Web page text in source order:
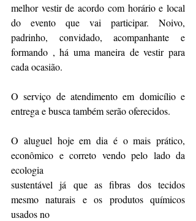
melhor vestir de acordo com horário e local
do evento que vai participar. Noivo,
padrinho, convidado, acompanhante e
formando , há uma maneira de vestir para
cada ocasião.
O serviço de atendimento em domicílio e
entrega e busca também serão oferecidos.
O aluguel hoje em dia é o mais prático,
econômico e correto vendo pelo lado da
ecologia
sustentável já que as fibras dos tecidos
mesmo naturais e os produtos químicos
usados no